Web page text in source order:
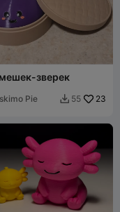
зверек
Pie  55 23